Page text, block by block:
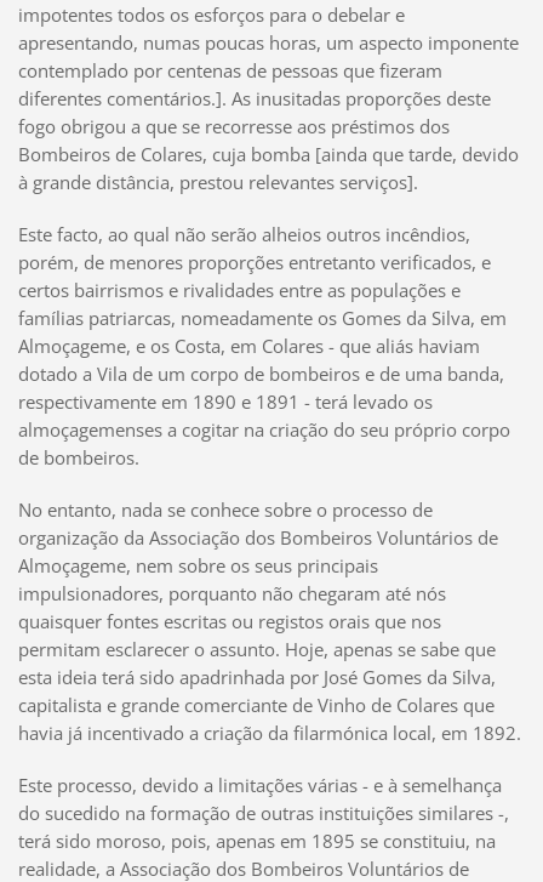
impotentes todos os esforços para o debelar e
apresentando, numas poucas horas, um aspecto imponente
contemplado por centenas de pessoas que fizeram
diferentes comentários.]. As inusitadas proporções deste
fogo obrigou a que se recorresse aos préstimos dos
Bombeiros de Colares, cuja bomba [ainda que tarde, devido
à grande distância, prestou relevantes serviços].
Este facto, ao qual não serão alheios outros incêndios,
porém, de menores proporções entretanto verificados, e
certos bairrismos e rivalidades entre as populações e
famílias patriarcas, nomeadamente os Gomes da Silva, em
Almoçageme, e os Costa, em Colares - que aliás haviam
dotado a Vila de um corpo de bombeiros e de uma banda,
respectivamente em 1890 e 1891 - terá levado os
almoçagemenses a cogitar na criação do seu próprio corpo
de bombeiros.
No entanto, nada se conhece sobre o processo de
organização da Associação dos Bombeiros Voluntários de
Almoçageme, nem sobre os seus principais
impulsionadores, porquanto não chegaram até nós
quaisquer fontes escritas ou registos orais que nos
permitam esclarecer o assunto. Hoje, apenas se sabe que
esta ideia terá sido apadrinhada por José Gomes da Silva,
capitalista e grande comerciante de Vinho de Colares que
havia já incentivado a criação da filarmónica local, em 1892.
Este processo, devido a limitações várias - e à semelhança
do sucedido na formação de outras instituições similares -,
terá sido moroso, pois, apenas em 1895 se constituiu, na
realidade, a Associação dos Bombeiros Voluntários de